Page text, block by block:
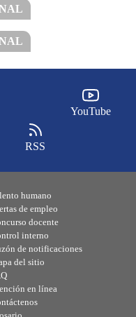
YouTube
RSS
humano
de empleo
docente
interno
de notificaciones
del sitio
en línea